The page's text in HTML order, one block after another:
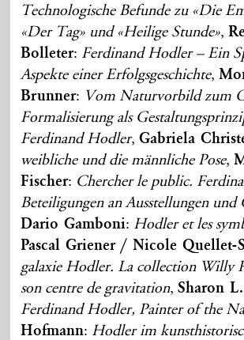
Technologische Befunde zu «Die
«Der Tag» und «Heilige Stunde»,
Bolleter: Ferdinand Hodler – Ein
Aspekte einer Erfolgsgeschichte,
Brunner: Vom Naturvorbild zum
Formalisierung als
Ferdinand Hodler,Gabriela
weibliche und die männliche Pose,
Fischer: Chercher le public.
Beteiligungen an Ausstellungen und
Dario Gamboni: Hodler et les
Pascal Griener / Nicole Quellet-
galaxie Hodler. La collection Willy
son centre de gravitation,Sharon
Ferdinand Hodler, Painter of the
Hofmann: Hodler im